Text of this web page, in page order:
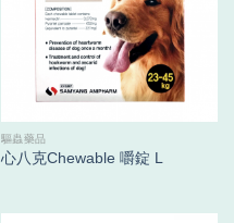
驅蟲藥品
心八克Chewable 嚼錠 L